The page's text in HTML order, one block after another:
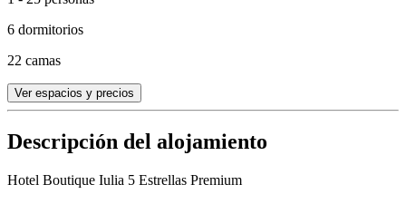
6 dormitorios
22 camas
Ver espacios y precios
Descripción del alojamiento
Hotel Boutique Iulia 5 Estrellas Premium